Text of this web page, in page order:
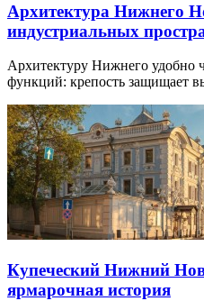
Архитектура Нижнего
индустриальных
Архитектуру Нижнего удобно
функций: крепость защищает
Купеческий Нижний
ярмарочная история